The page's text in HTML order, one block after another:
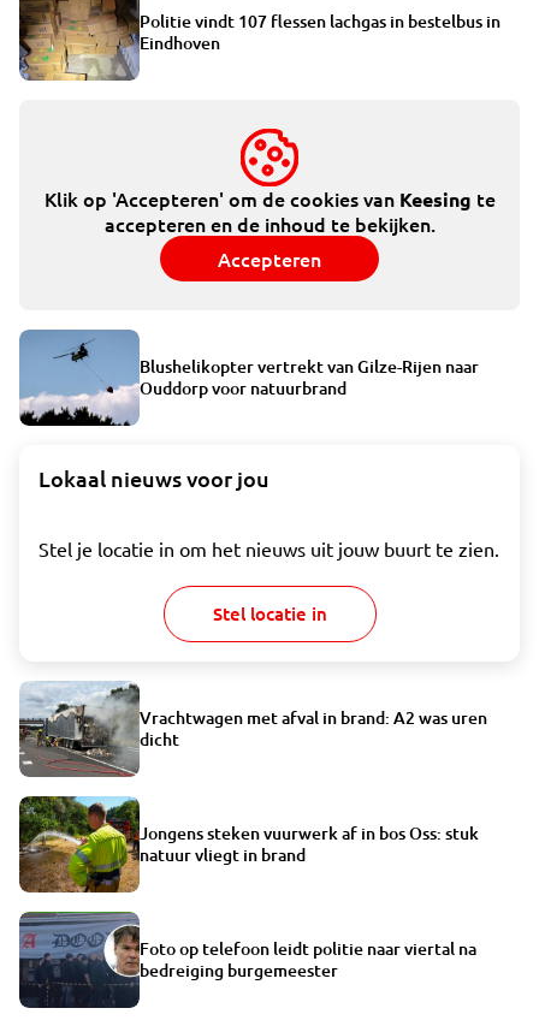
Politie vindt 107 flessen lachgas in bestelbus in
Eindhoven
Klik op 'Accepteren' om de cookies van Keesing te
accepteren en de inhoud te bekijken.
Accepteren
Blushelikopter vertrekt van Gilze-Rijen naar
Ouddorp voor natuurbrand
Lokaal nieuws voor jou
Stel je locatie in om het nieuws uit jouw buurt te zien.
Stel locatie in
Vrachtwagen met afval in brand: A2 was uren
dicht
Jongens steken vuurwerk af in bos Oss: stuk
natuur vliegt in brand
Foto op telefoon leidt politie naar viertal na
bedreiging burgemeester